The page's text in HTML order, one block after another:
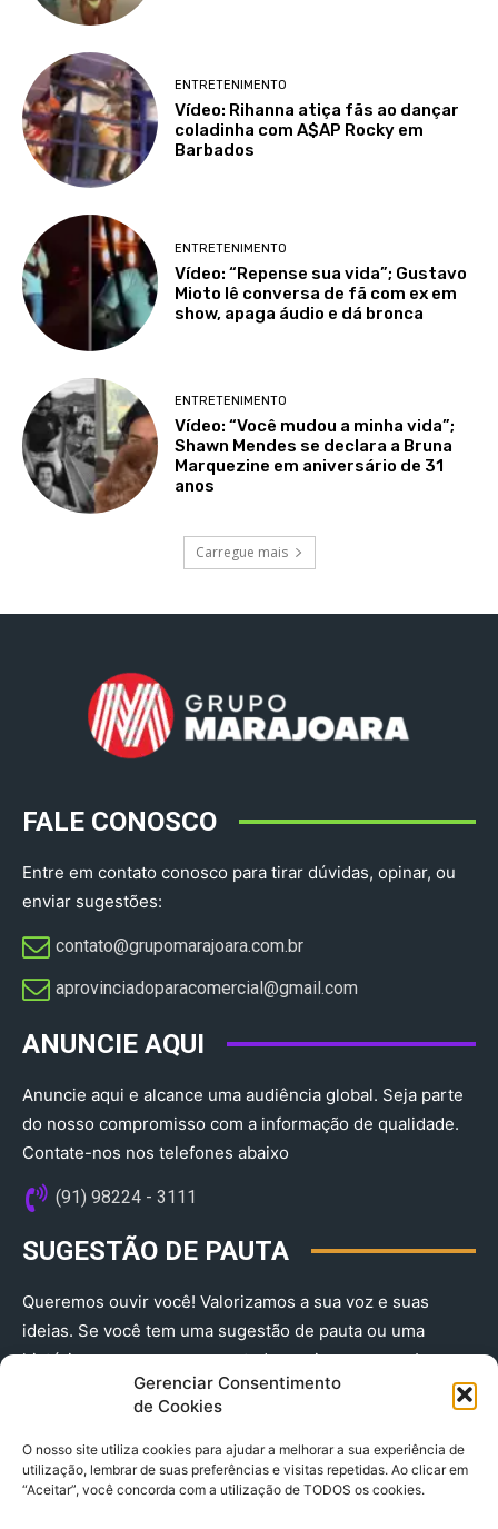
Gerenciar Consentimento
de Cookies
O nosso site utiliza cookies para ajudar a melhorar a sua experiência de
utilização, lembrar de suas preferências e visitas repetidas. Ao clicar em
“Aceitar”, você concorda com a utilização de TODOS os cookies.
ENTRETENIMENTO
Vídeo: Rihanna atiça fãs ao dançar
coladinha com A$AP Rocky em
Barbados
ENTRETENIMENTO
Vídeo: “Repense sua vida”; Gustavo
Mioto lê conversa de fã com ex em
show, apaga áudio e dá bronca
ENTRETENIMENTO
Vídeo: “Você mudou a minha vida”;
Shawn Mendes se declara a Bruna
Marquezine em aniversário de 31
anos
Carregue mais
FALE CONOSCO
Entre em contato conosco para tirar dúvidas, opinar, ou
enviar sugestões:
contato@grupomarajoara.com.br
aprovinciadoparacomercial@gmail.com​
ANUNCIE AQUI
Anuncie aqui e alcance uma audiência global. Seja parte
do nosso compromisso com a informação de qualidade.
Contate-nos nos telefones abaixo
(91) 98224 - 3111
SUGESTÃO DE PAUTA
Queremos ouvir você! Valorizamos a sua voz e suas
ideias. Se você tem uma sugestão de pauta ou uma
história que merece ser contada, envie-nos agora!
(91) 98224 - 3111